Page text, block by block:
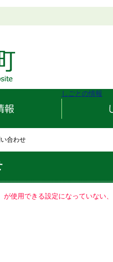
しごとの情報
合わせ
が使用できる設定になっていない